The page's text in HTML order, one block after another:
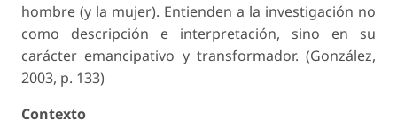
hombre (y la mujer). Entienden a la investigación no
como descripción e interpretación, sino en su
carácter emancipativo y transformador. (González,
2003, p. 133)
Contexto